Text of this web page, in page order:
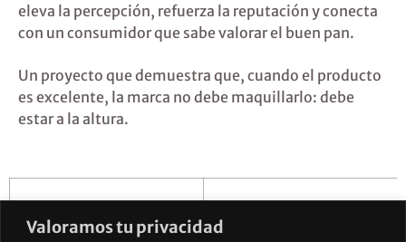
Valoramos tu privacidad
eleva la percepción, refuerza la reputación y conecta
con un consumidor que sabe valorar el buen pan.
Un proyecto que demuestra que, cuando el producto
es excelente, la marca no debe maquillarlo: debe
estar a la altura.